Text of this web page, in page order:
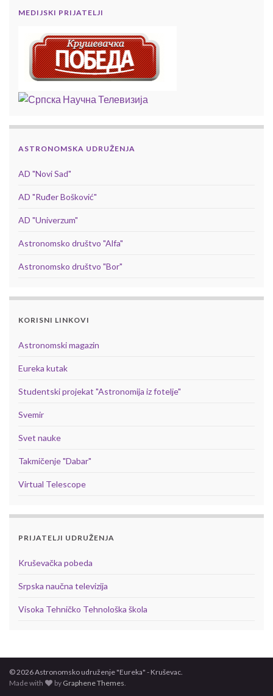
MEDIJSKI PRIJATELJI
ASTRONOMSKA UDRUŽENJA
AD "Novi Sad"
AD "Ruđer Bošković"
AD "Univerzum"
Astronomsko društvo "Alfa"
Astronomsko društvo "Bor"
KORISNI LINKOVI
Astronomski magazin
Eureka kutak
Studentski projekat "Astronomija iz fotelje"
Svemir
Svet nauke
Takmičenje "Dabar"
Virtual Telescope
PRIJATELJI UDRUŽENJA
Kruševačka pobeda
Srpska naučna televizija
Visoka Tehničko Tehnološka škola
© 2026 Astronomsko udruženje "Eureka" - Kruševac.
Made with
by Graphene Themes.